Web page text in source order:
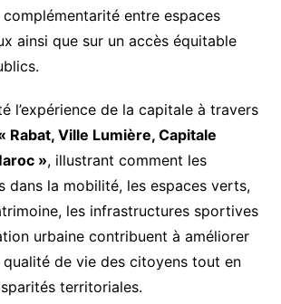
entre espaces
ainsi que sur un accès équitable
l’expérience de la capitale à travers
Rabat, Ville Lumière, Capitale
», illustrant comment les
dans la mobilité, les espaces verts,
les infrastructures sportives
urbaine contribuent à améliorer
de vie des citoyens tout en
territoriales.